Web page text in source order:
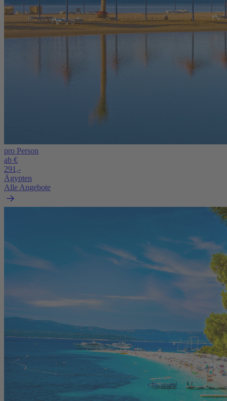
pro Person
ab €
291,-
Ägypten
Alle Angebote